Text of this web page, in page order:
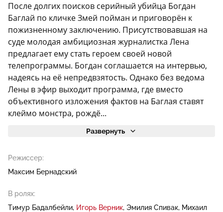
После долгих поисков серийный убийца Богдан
Баглай по кличке Змей пойман и приговорён к
пожизненному заключению. Присутствовавшая на
суде молодая амбициозная журналистка Лена
предлагает ему стать героем своей новой
телепрограммы. Богдан соглашается на интервью,
надеясь на её непредвзятость. Однако без ведома
Лены в эфир выходит программа, где вместо
объективного изложения фактов на Баглая ставят
клеймо монстра, рождё...
Развернуть
Режиссер:
Максим Бернадский
В ролях:
Тимур Бадалбейли Игорь Верник Эмилия Спивак Михаил